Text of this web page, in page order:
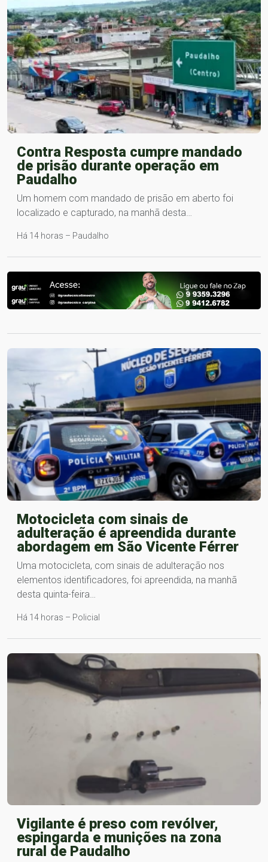
Contra Resposta cumpre mandado
de prisão durante operação em
Paudalho
Um homem com mandado de prisão em aberto foi
localizado e capturado, na manhã desta…
Há 14 horas – Paudalho
Motocicleta com sinais de
adulteração é apreendida durante
abordagem em São Vicente Férrer
Uma motocicleta, com sinais de adulteração nos
elementos identificadores, foi apreendida, na manhã
desta quinta-feira…
Há 14 horas – Policial
Vigilante é preso com revólver,
espingarda e munições na zona
rural de Paudalho